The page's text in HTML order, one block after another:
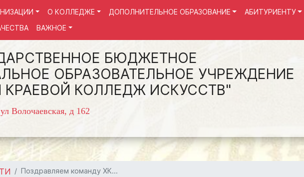
БЮДЖЕТНОЕ
ОБРАЗОВАТЕЛЬНОЕ УЧРЕЖДЕНИЕ
КРАЕВОЙ КОЛЛЕДЖ ИСКУССТВ"
Волочаевская, д 162
О КОЛЛЕДЖЕ ДОПОЛНИТЕЛЬНОЕ ОБРАЗОВАНИЕ АБИТУРИЕНТУ
ВАЖНОЕ
Поздравляем команду ХК...